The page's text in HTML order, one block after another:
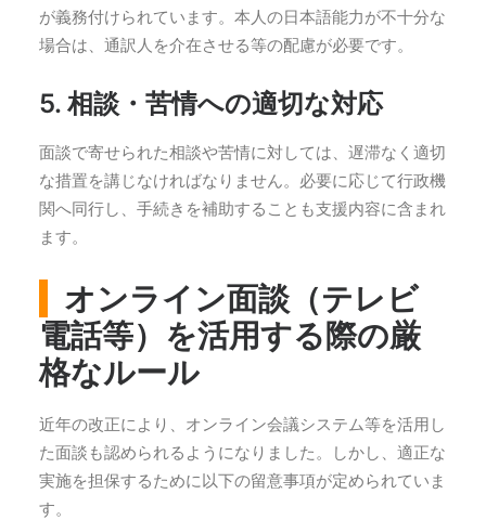
が義務付けられています。本人の日本語能力が不十分な
場合は、通訳人を介在させる等の配慮が必要です。
5. 相談・苦情への適切な対応
面談で寄せられた相談や苦情に対しては、遅滞なく適切
な措置を講じなければなりません。必要に応じて行政機
関へ同行し、手続きを補助することも支援内容に含まれ
ます。
オンライン面談（テレビ
電話等）を活用する際の厳
格なルール
近年の改正により、オンライン会議システム等を活用し
た面談も認められるようになりました。しかし、適正な
実施を担保するために以下の留意事項が定められていま
す。